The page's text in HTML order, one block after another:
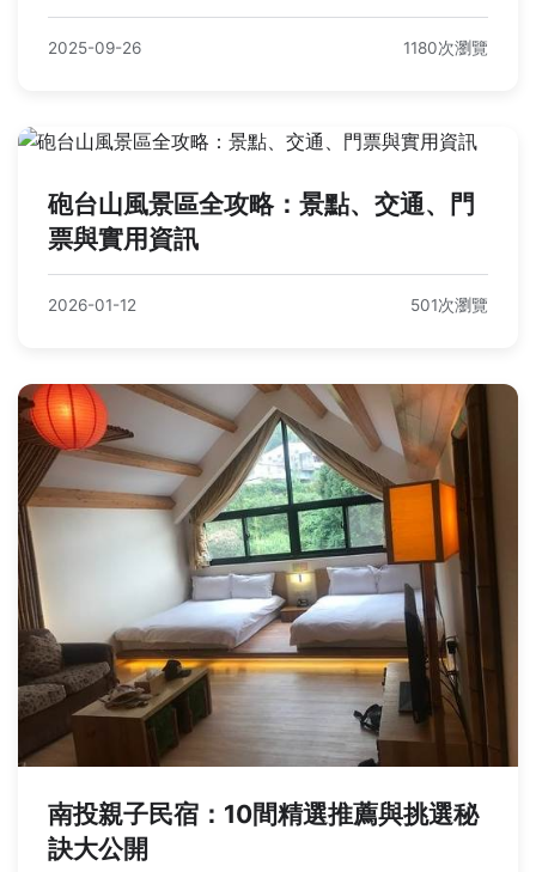
2025-09-26 1180次瀏覽
砲台山風景區全攻略：景點、交通、門
票與實用資訊
2026-01-12 501次瀏覽
南投親子民宿：10間精選推薦與挑選秘
訣大公開